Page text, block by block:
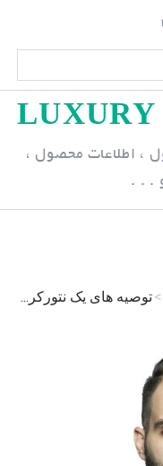
، اطلاعات محصول ،
. . .
>توصیه های یک نتورکر...